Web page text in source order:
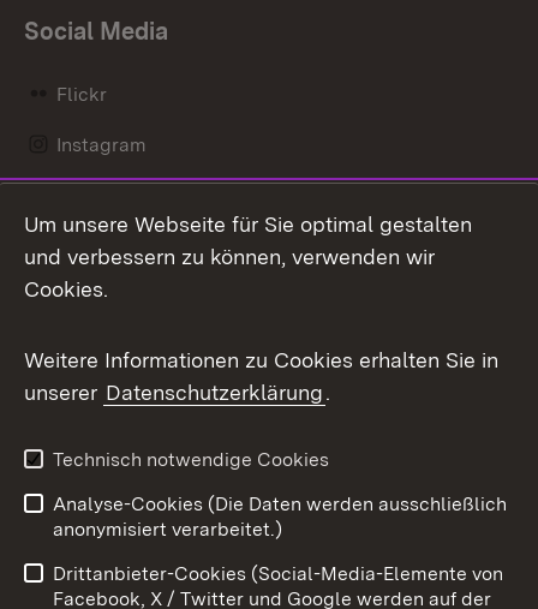
Social Media
Flickr
Instagram
Mastodon
Messenger
Social Wall
X / Twitter
Youtube
Benutzungshinweise
Barrierefreiheit
Um unsere Webseite für Sie optimal gestalten
und verbessern zu können, verwenden wir
Cookies.
Weitere Informationen zu Cookies erhalten Sie in
unserer Datenschutzerklärung.
Technisch notwendige Cookies
Analyse-Cookies (Die Daten werden ausschließlich
anonymisiert verarbeitet.)
Drittanbieter-Cookies (Social-Media-Elemente von
Facebook, X / Twitter und Google werden auf der